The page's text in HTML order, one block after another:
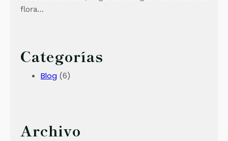
flora…
Categorías
Blog (6)
Archivo